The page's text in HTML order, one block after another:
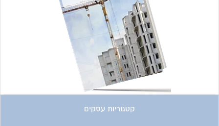
קטגוריות עסקים